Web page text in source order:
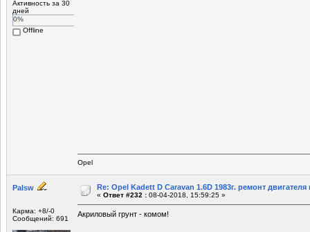
Активность за 30
дней
0%
Offline
Opel
Palsw
Карма: +8/-0
Сообщений: 691
Re: Opel Kadett D Caravan 1.6D 1983г. ремонт двигателя
« Ответ #232 : 08-04-2018, 15:59:25 »
Акриловый грунт - комом!